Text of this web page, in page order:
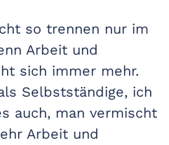
so trennen nur im
Arbeit und
sich immer mehr.
Selbstständige, ich
auch, man vermischt
Arbeit und